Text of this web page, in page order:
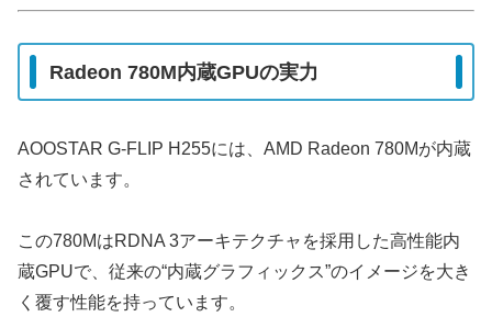
Radeon 780M内蔵GPUの実力
AOOSTAR G-FLIP H255には、AMD Radeon 780Mが内蔵
されています。
この780MはRDNA 3アーキテクチャを採用した高性能内
蔵GPUで、従来の“内蔵グラフィックス”のイメージを大き
く覆す性能を持っています。